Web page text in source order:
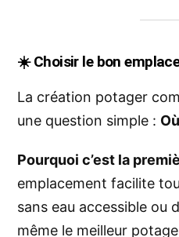
☀️Choisir le bon
La création potager
une question simple :
Pourquoi c’est la
emplacement facilite
sans eau accessible ou
même le meilleur